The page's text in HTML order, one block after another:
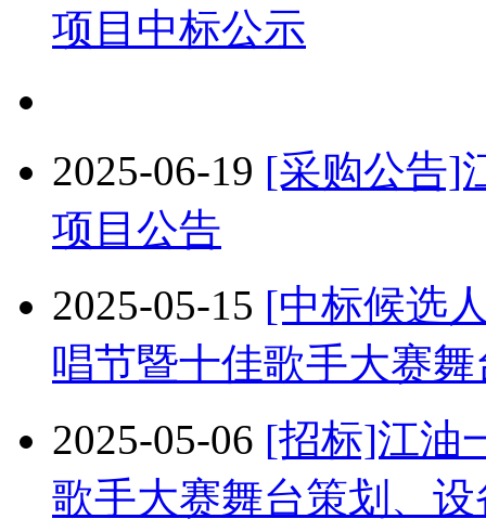
项目中标公示
2025-06-19 [采购公告]
项目公告
2025-05-15 [中标候选
唱节暨十佳歌手大赛
2025-05-06 [招标]江油
歌手大赛舞台策划、